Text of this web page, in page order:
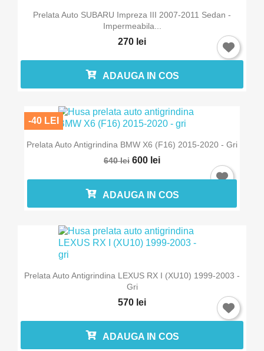
Prelata Auto SUBARU Impreza III 2007-2011 Sedan -
Impermeabila...
270 lei
ADAUGA IN COS
Prelata Auto Antigrindina BMW X6 (F16) 2015-2020 - Gri
640 lei 600 lei
-40 LEI
ADAUGA IN COS
Prelata Auto Antigrindina LEXUS RX I (XU10) 1999-2003 -
Gri
570 lei
ADAUGA IN COS